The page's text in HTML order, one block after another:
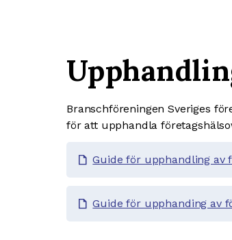
Branschföreningen Sveriges
för att upphandla
draft Guide för upphandling av
draft Guide för upphanding av